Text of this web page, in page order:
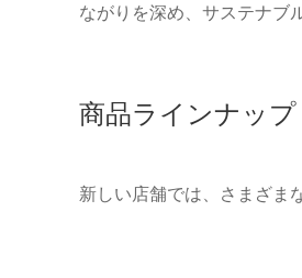
ながりを深め、サステナブ
商品ラインナップ
新しい店舗では、さまざま